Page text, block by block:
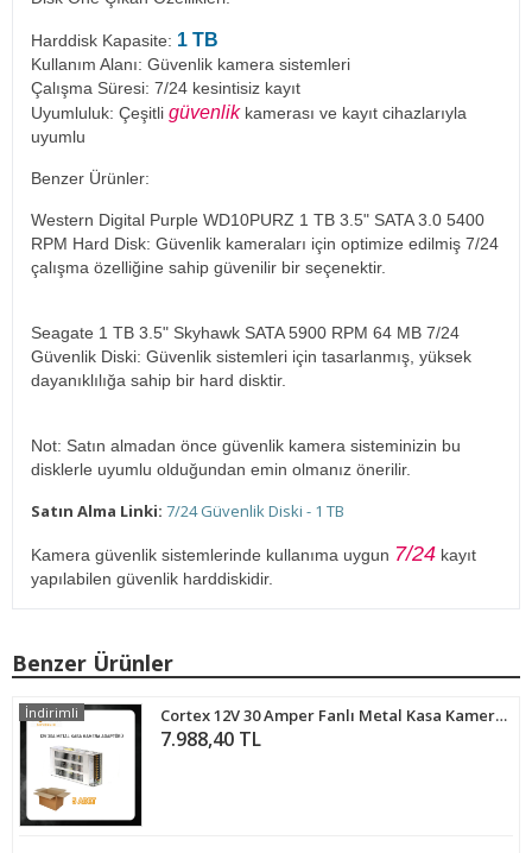
Harddisk Kapasite: 1 TB
Kullanım Alanı: Güvenlik kamera sistemleri
Çalışma Süresi: 7/24 kesintisiz kayıt
Uyumluluk: Çeşitli güvenlikkamerası ve kayıt cihazlarıyla
uyumlu
Benzer Ürünler:
Western Digital Purple WD10PURZ 1 TB 3.5" SATA 3.0 5400
RPM Hard Disk: Güvenlik kameraları için optimize edilmiş 7/24
çalışma özelliğine sahip güvenilir bir seçenektir.
Seagate 1 TB 3.5" Skyhawk SATA 5900 RPM 64 MB 7/24
Güvenlik Diski: Güvenlik sistemleri için tasarlanmış, yüksek
dayanıklılığa sahip bir hard disktir.
Not: Satın almadan önce güvenlik kamera sisteminizin bu
disklerle uyumlu olduğundan emin olmanız önerilir.
Satın Alma Linki: 7/24 Güvenlik Diski - 1 TB
Kamera güvenlik sistemlerinde kullanıma uygun 7/24 kayıt
yapılabilen güvenlik harddiskidir.
Benzer Ürünler
Cortex 12V 30 Amper Fanlı Metal Kasa Kamera Adaptörü 5 Adet Ekonomik Paket
7.988,40 TL
İndirimli